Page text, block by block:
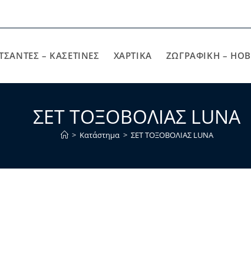
– ΚΑΣΕΤΙΝΕΣ ΧΑΡΤΙΚΆ ΖΩΓΡΑΦΙΚΉ –
ΣΕΤ ΤΟΞΟΒΟΛΙΑΣ LUNA
> Κατάστημα > ΣΕΤ ΤΟΞΟΒΟΛΙΑΣ LUNA